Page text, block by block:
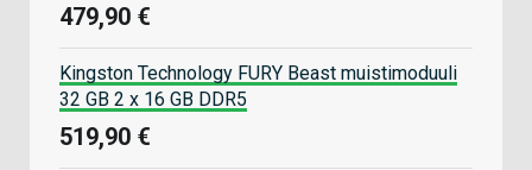
479,90 €
Kingston Technology FURY Beast muistimoduuli
32 GB 2 x 16 GB DDR5
519,90 €